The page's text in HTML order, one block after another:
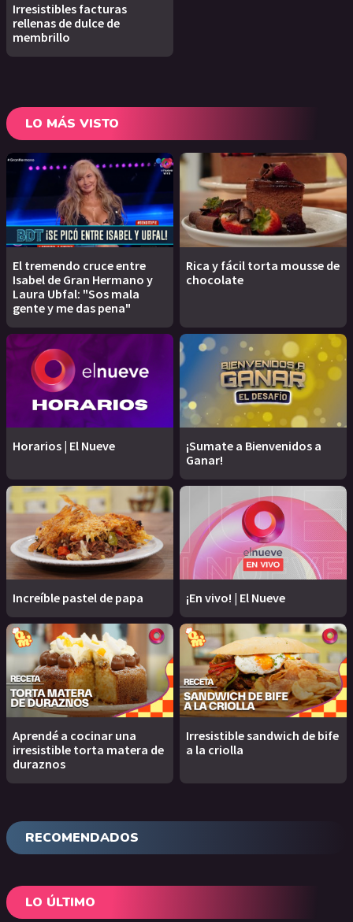
Irresistibles facturas
rellenas de dulce de
membrillo
LO MÁS VISTO
El tremendo cruce entre
Isabel de Gran Hermano y
Laura Ubfal: "Sos mala
gente y me das pena"
Rica y fácil torta mousse de
chocolate
Horarios | El Nueve
¡Sumate a Bienvenidos a
Ganar!
Increíble pastel de papa ¡En vivo! | El Nueve
Aprendé a cocinar una
irresistible torta matera de
duraznos
Irresistible sandwich de bife
a la criolla
RECOMENDADOS
LO ÚLTIMO